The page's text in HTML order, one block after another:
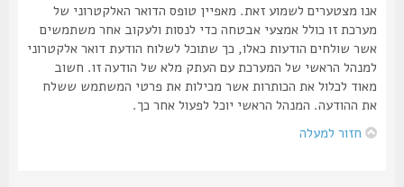
אנו מצטערים לשמוע זאת. מאפיין טופס הדואר האלקטרוני של
מערכת זו כולל אמצעי אבטחה כדי לנסות ולעקוב אחר משתמשים
אשר שולחים הודעות כאלו, כך שתוכל לשלוח הודעת דואר אלקטרוני
למנהל הראשי של המערכת עם העתק מלא של הודעה זו. חשוב
מאוד לכלול את הכותרות אשר מכילות את פרטי המשתמש ששלח
את ההודעה. המנהל הראשי יוכל לפעול אחר כך.
חזור למעלה